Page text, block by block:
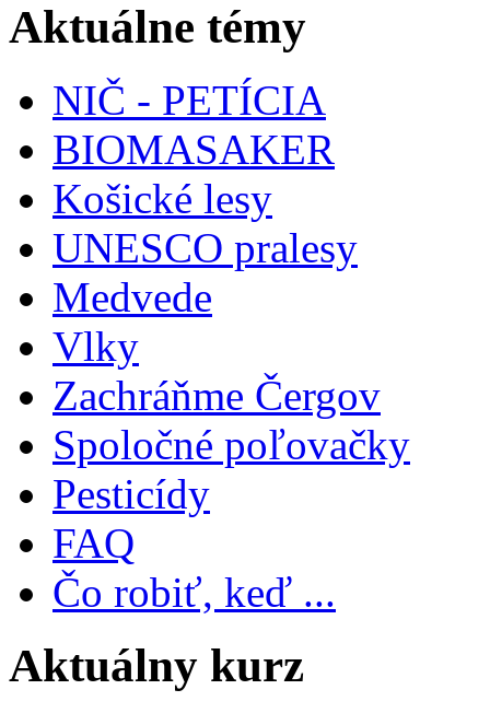
Aktuálne témy
NIČ - PETÍCIA
BIOMASAKER
Košické lesy
UNESCO pralesy
Medvede
Vlky
Zachráňme Čergov
Spoločné poľovačky
Pesticídy
FAQ
Čo robiť, keď ...
Aktuálny kurz